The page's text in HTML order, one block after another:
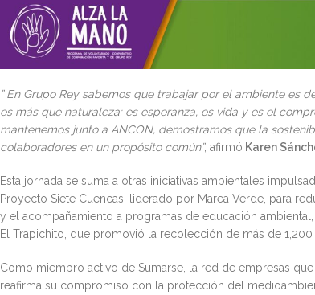
” En Grupo Rey sabemos que trabajar por el ambiente es
es más que naturaleza: es esperanza, es vida y es el
mantenemos junto a ANCON, demostramos que la
colaboradores en un propósito común”, afirmó Karen
Esta jornada se suma a otras iniciativas ambientales
Proyecto Siete Cuencas, liderado por Marea Verde, para
y el acompañamiento a programas de educación
El Trapichito, que promovió la recolección de más de
Como miembro activo de Sumarse, la red de empresas
reafirma su compromiso con la protección del